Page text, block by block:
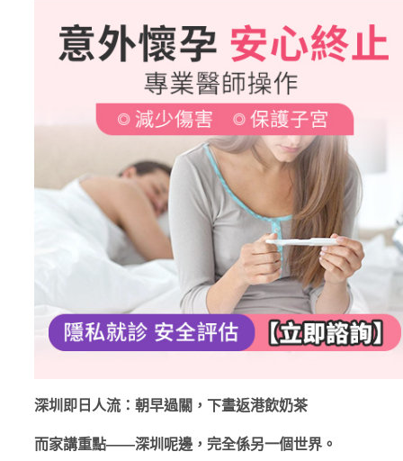
深圳即日人流：朝早過關，下晝返港飲奶茶
而家講重點——深圳呢邊，完全係另一個世界。